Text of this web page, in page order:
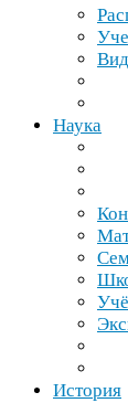
Наука
История